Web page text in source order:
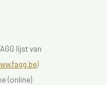
lijst van
(online)